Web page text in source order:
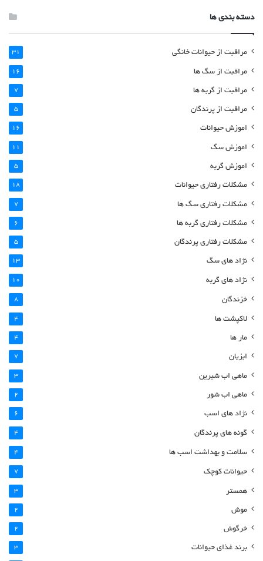
دسته بندی ها
مراقبت از حیوانات خانگی 31
مراقبت از سگ ها 16
مراقبت از گربه ها 7
مراقبت از پرندگان 5
اموزش حیوانات 16
اموزش سگ 11
اموزش گربه 5
مشکلات رفتاری حیوانات 18
مشکلات رفتاری سگ ها 7
مشکلات رفتاری گربه ها 6
مشکلات رفتاری پرندگان 5
نژاد های سگ 13
نژاد های گربه 10
خزندگان 8
لاکپشت ها 4
مار ها 4
ابزیان 7
ماهی اب شیرین 3
ماهی اب شور 2
نژاد های اسب 6
گونه های پرندگان 4
سلامت و بهداشت اسب ها 4
حیوانات کوچک 7
همستر 3
موش 2
خرگوش 2
برند غذای حیوانات 3